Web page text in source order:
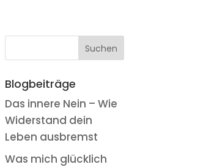
Blogbeiträge
Das innere Nein – Wie
Widerstand dein
Leben ausbremst
Was mich glücklich